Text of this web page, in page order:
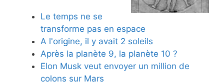
Le temps ne se
transforme pas en espace
A l'origine, il y avait 2 soleils
Après la planète 9, la planète 10 ?
Elon Musk veut envoyer un million de
colons sur Mars